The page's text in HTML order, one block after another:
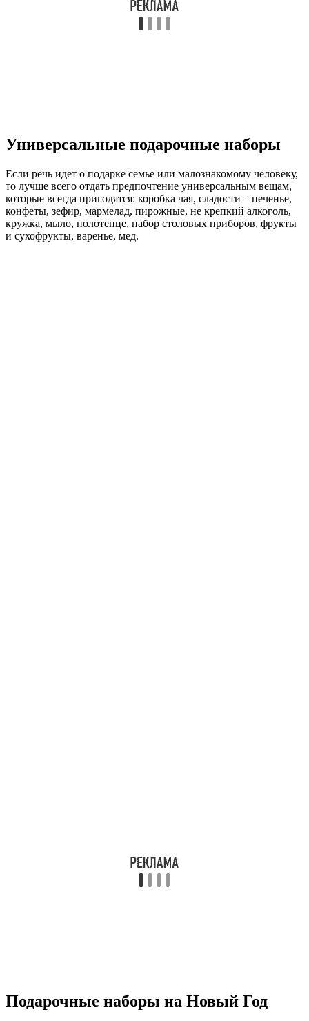
Универсальные подарочные наборы
Если речь идет о подарке семье или малознакомому человеку,
то лучше всего отдать предпочтение универсальным вещам,
которые всегда пригодятся: коробка чая, сладости – печенье,
конфеты, зефир, мармелад, пирожные, не крепкий алкоголь,
кружка, мыло, полотенце, набор столовых приборов, фрукты
и сухофрукты, варенье, мед.
Подарочные наборы на Новый Год